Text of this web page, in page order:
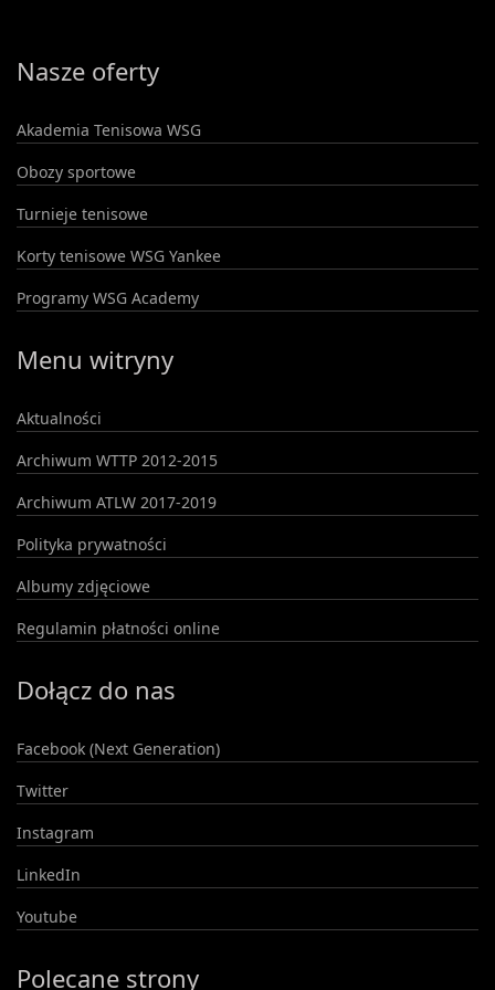
Nasze oferty
Akademia Tenisowa WSG
Obozy sportowe
Turnieje tenisowe
Korty tenisowe WSG Yankee
Programy WSG Academy
Menu witryny
Aktualności
Archiwum WTTP 2012-2015
Archiwum ATLW 2017-2019
Polityka prywatności
Albumy zdjęciowe
Regulamin płatności online
Dołącz do nas
Facebook (Next Generation)
Twitter
Instagram
LinkedIn
Youtube
Polecane strony